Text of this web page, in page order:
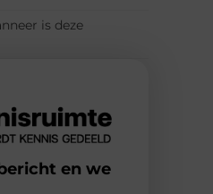
is deze
en we